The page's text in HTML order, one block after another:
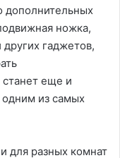
дополнительных
ножка,
гаджетов,
еще и
из самых